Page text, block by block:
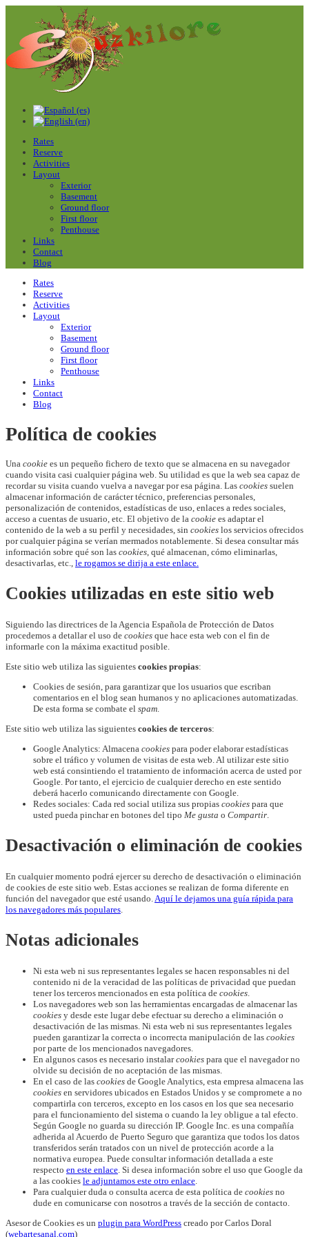
Rates
Reserve
Activities
Layout
Exterior
Basement
Ground floor
First floor
Penthouse
Links
Contact
Blog
Rates
Reserve
Activities
Layout
Exterior
Basement
Ground floor
First floor
Penthouse
Links
Contact
Blog
Política de cookies
Una cookie es un pequeño fichero de texto que se almacena en su navegador
cuando visita casi cualquier página web. Su utilidad es que la web sea capaz de
recordar su visita cuando vuelva a navegar por esa página. Las cookies suelen
almacenar información de carácter técnico, preferencias personales,
personalización de contenidos, estadísticas de uso, enlaces a redes sociales,
acceso a cuentas de usuario, etc. El objetivo de la cookie es adaptar el
contenido de la web a su perfil y necesidades, sin cookies los servicios ofrecidos
por cualquier página se verían mermados notablemente. Si desea consultar más
información sobre qué son las cookies , qué almacenan, cómo eliminarlas,
desactivarlas, etc., le rogamos se dirija a este enlace.
Cookies utilizadas en este sitio web
Siguiendo las directrices de la Agencia Española de Protección de Datos
procedemos a detallar el uso de cookies que hace esta web con el fin de
informarle con la máxima exactitud posible.
Este sitio web utiliza las siguientes cookies propias:
Cookies de sesión, para garantizar que los usuarios que escriban
comentarios en el blog sean humanos y no aplicaciones automatizadas.
De esta forma se combate el spam
Este sitio web utiliza las siguientes cookies de terceros:
Google Analytics: Almacena cookies para poder elaborar estadísticas
sobre el tráfico y volumen de visitas de esta web. Al utilizar este sitio
web está consintiendo el tratamiento de información acerca de usted por
Google. Por tanto, el ejercicio de cualquier derecho en este sentido
deberá hacerlo comunicando directamente con Google.
Redes sociales: Cada red social utiliza sus propias cookies para que
usted pueda pinchar en botones del tipo Me gusta o Compartir
Desactivación o eliminación de cookies
En cualquier momento podrá ejercer su derecho de desactivación o eliminación
de cookies de este sitio web. Estas acciones se realizan de forma diferente en
función del navegador que esté usando. Aquí le dejamos una guía rápida para
los navegadores más populares
Notas adicionales
Ni esta web ni sus representantes legales se hacen responsables ni del
contenido ni de la veracidad de las políticas de privacidad que puedan
tener los terceros mencionados en esta política de cookies
Los navegadores web son las herramientas encargadas de almacenar las
cookies y desde este lugar debe efectuar su derecho a eliminación o
desactivación de las mismas. Ni esta web ni sus representantes legales
pueden garantizar la correcta o incorrecta manipulación de las cookies
por parte de los mencionados navegadores.
En algunos casos es necesario instalarcookies para que el navegador no
olvide su decisión de no aceptación de las mismas.
En el caso de las cookies de Google Analytics, esta empresa almacena las
cookies en servidores ubicados en Estados Unidos y se compromete a no
compartirla con terceros, excepto en los casos en los que sea necesario
para el funcionamiento del sistema o cuando la ley obligue a tal efecto.
Según Google no guarda su dirección IP. Google Inc. es una compañía
adherida al Acuerdo de Puerto Seguro que garantiza que todos los datos
transferidos serán tratados con un nivel de protección acorde a la
normativa europea. Puede consultar información detallada a este
respecto en este enlace . Si desea información sobre el uso que Google da
a las cookies le adjuntamos este otro enlace
Para cualquier duda o consulta acerca de esta política de cookies no
dude en comunicarse con nosotros a través de la sección de contacto.
Asesor de Cookies es un plugin para WordPress creado por Carlos Doral
(webartesanal.com)